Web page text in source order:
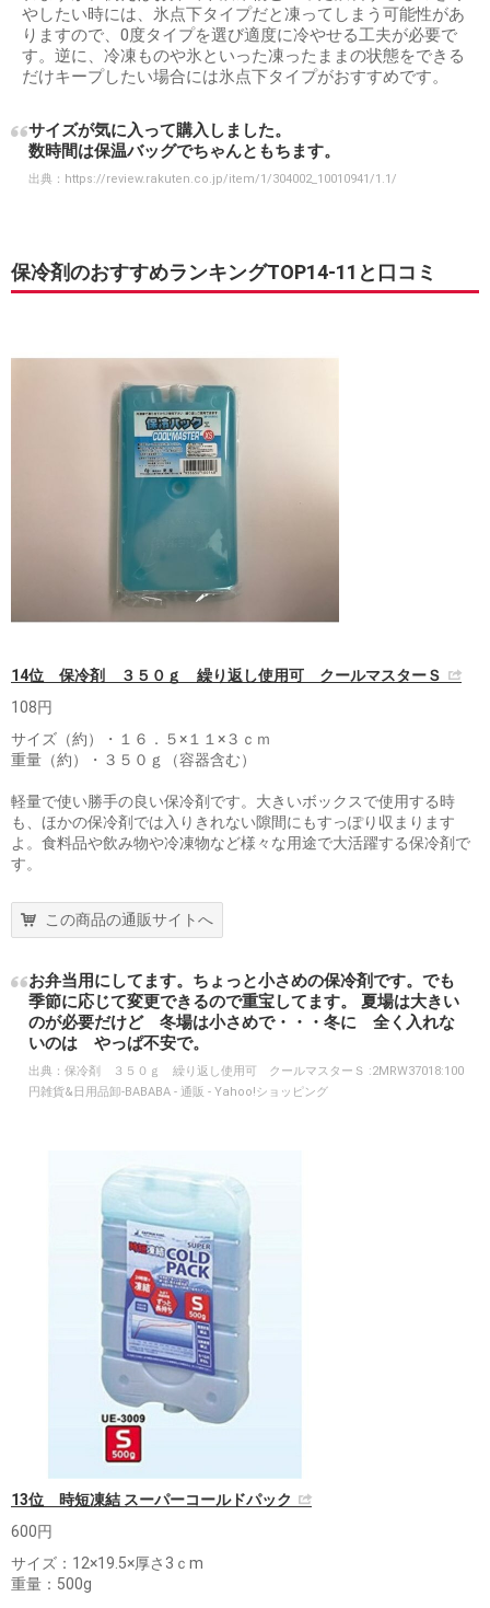
やしたい時には、氷点下タイプだと凍ってしまう可能性があ
りますので、0度タイプを選び適度に冷やせる工夫が必要で
す。逆に、冷凍ものや氷といった凍ったままの状態をできる
だけキープしたい場合には氷点下タイプがおすすめです。
サイズが気に入って購入しました。
数時間は保温バッグでちゃんともちます。
出典： https://review.rakuten.co.jp/item/1/304002_10010941/1.1/
保冷剤のおすすめランキングTOP14-11と口コミ
14位 保冷剤 ３５０ｇ 繰り返し使用可 クールマスターＳ
108円
サイズ（約）・１６．５×１１×３ｃｍ
重量（約）・３５０ｇ（容器含む）
軽量で使い勝手の良い保冷剤です。大きいボックスで使用する時
も、ほかの保冷剤では入りきれない隙間にもすっぽり収まります
よ。食料品や飲み物や冷凍物など様々な用途で大活躍する保冷剤で
す。
この商品の通販サイトへ
お弁当用にしてます。ちょっと小さめの保冷剤です。でも
季節に応じて変更できるので重宝してます。 夏場は大きい
のが必要だけど 冬場は小さめで・・・冬に 全く入れな
いのは やっぱ不安で。
出典： 保冷剤 ３５０ｇ 繰り返し使用可 クールマスターＳ :2MRW37018:100
円雑貨&日用品卸-BABABA - 通販 - Yahoo!ショッピング
13位 時短凍結 スーパーコールドパック
600円
サイズ：12×19.5×厚さ3ｃm
重量：500g